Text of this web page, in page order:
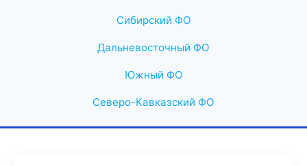
Сибирский ФО
Дальневосточный ФО
Южный ФО
Северо-Кавказский ФО